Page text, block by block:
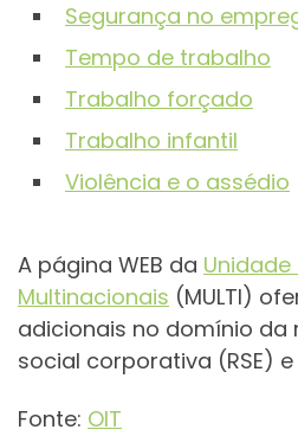
Segurança no
Tempo de trabalho
Trabalho forçado
Trabalho infantil
Violência e o assédio
A página WEB da
Multinacionais (MULTI)
adicionais no domínio da
social corporativa (RSE)
Fonte: OIT